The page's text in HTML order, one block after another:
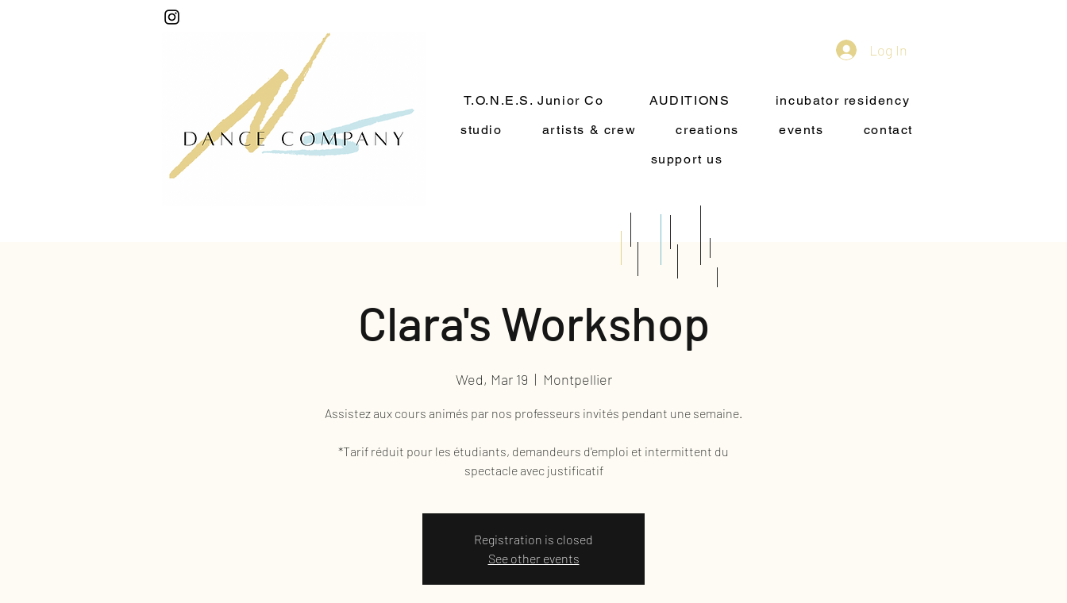
Log In
T.O.N.E.S. Junior Co AUDITIONS
incubator residency
studio
artists & crew creations events
contact
support us
Clara's Workshop
Wed, Mar 19
  |
Montpellier
Assistez aux cours animés par nos professeurs invités pendant une semaine.
*Tarif réduit pour les étudiants, demandeurs d'emploi et intermittent du
spectacle avec justificatif
Registration is closed
See other events